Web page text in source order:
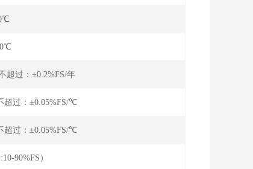
过：±0.2%FS/年
过：±0.05%FS/℃
过：±0.05%FS/℃
90%FS）